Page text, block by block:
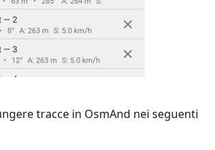
tracce in OsmAnd nei seguenti